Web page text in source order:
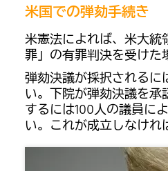
米国での弾劾手続き
米憲法によれば、米大統
罪」の有罪判決を受けた
弾劾決議が採択されるに
い。下院が弾劾決議を承
するには100人の議員に
い。これが成立しなけれ